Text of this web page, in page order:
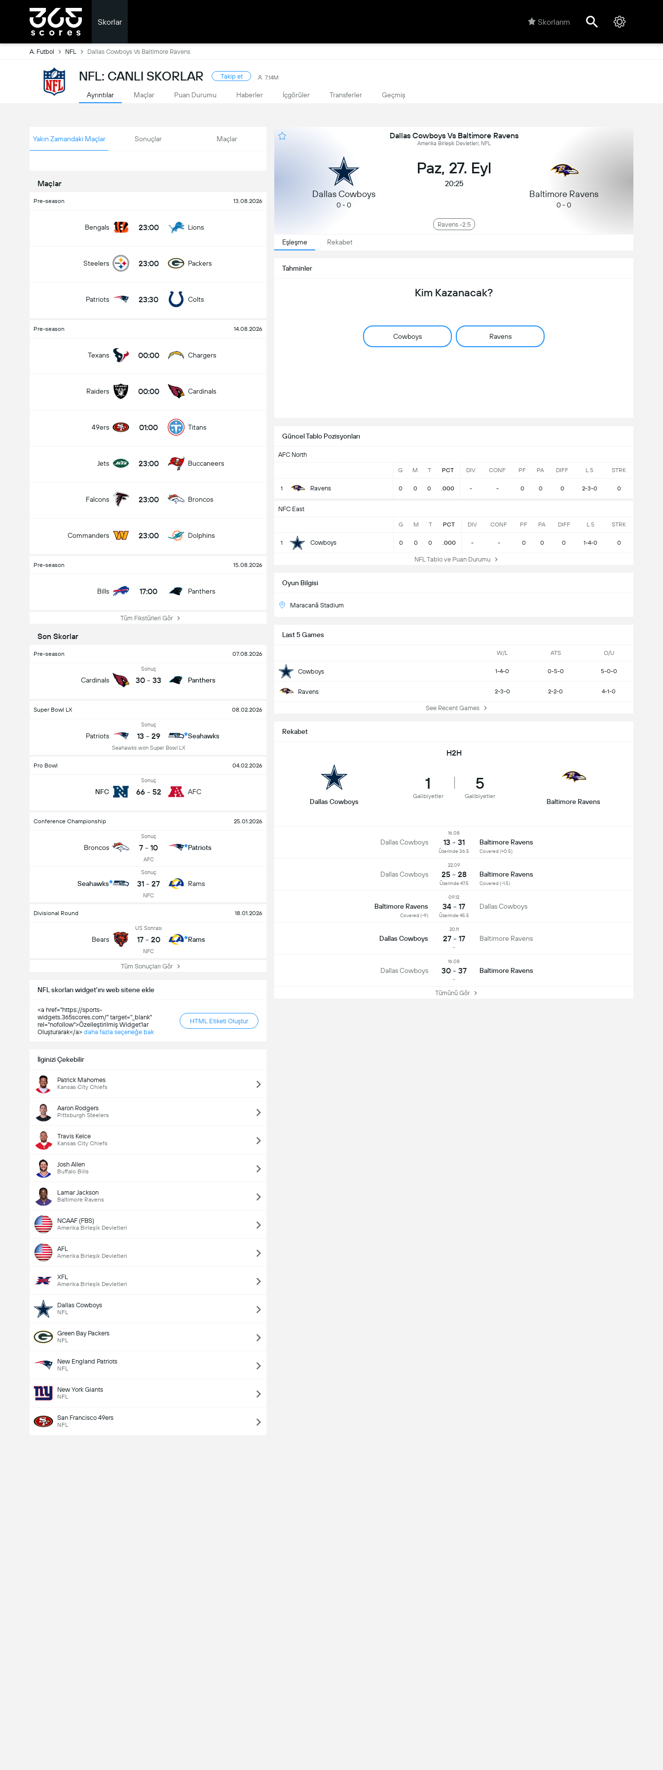
Skorlar Skorlarım
A. Futbol NFL Dallas Cowboys Vs Baltimore Ravens
NFL: CANLI SKORLAR Takip et 7.14M
Ayrıntılar Maçlar Puan Durumu Haberler İçgörüler Transferler Geçmiş
Yakın Zamandaki Maçlar Sonuçlar Maçlar
Maçlar
Pre-season 13.08.2026
Bengals 23:00 Lions
Steelers 23:00 Packers
Patriots 23:30 Colts
Pre-season 14.08.2026
Texans 00:00 Chargers
Raiders 00:00 Cardinals
49ers 01:00 Titans
Jets 23:00 Buccaneers
Falcons 23:00 Broncos
Commanders 23:00 Dolphins
Pre-season 15.08.2026
Bills 17:00 Panthers
Tüm Fikstürleri Gör
Son Skorlar
Pre-season 07.08.2026
Cardinals
Sonuç
30 - 33 Panthers
Super Bowl LX 08.02.2026
Patriots
Sonuç
13 - 29
Seahawks won Super Bowl LX
Seahawks
Pro Bowl 04.02.2026
NFC
Sonuç
66 - 52 AFC
Conference Championship 25.01.2026
Broncos
Sonuç
7 - 10
AFC
Patriots
Seahawks
Sonuç
31 - 27
NFC
Rams
Divisional Round 18.01.2026
Bears
US Sonrası
17 - 20
NFC
Rams
Tüm Sonuçları Gör
NFL skorları widget'ını web sitene ekle
<a href="https://sports-
widgets.365scores.com/" target="_blank"
rel="nofollow">Özelleştirilmiş Widget'lar
Oluşturarak</a> daha fazla seçeneğe bak
HTML Etiketi Oluştur
İlginizi Çekebilir
Patrick Mahomes
Kansas City Chiefs
Aaron Rodgers
Pittsburgh Steelers
Travis Kelce
Kansas City Chiefs
Josh Allen
Buffalo Bills
Lamar Jackson
Baltimore Ravens
NCAAF (FBS)
Amerika Birleşik Devletleri
AFL
Amerika Birleşik Devletleri
XFL
Amerika Birleşik Devletleri
Dallas Cowboys
NFL
Green Bay Packers
NFL
New England Patriots
NFL
New York Giants
NFL
San Francisco 49ers
NFL
Dallas Cowboys Vs Baltimore Ravens
Amerika Birleşik Devletleri, NFL
Dallas Cowboys
0 - 0
Paz, 27. Eyl
20:25
Baltimore Ravens
0 - 0
Ravens -2.5
Eşleşme Rekabet
Tahminler
Kim Kazanacak?
Cowboys Ravens
Güncel Tablo Pozisyonları
AFC North
G M T PCT DIV CONF PF PA DIFF L 5 STRK
1 Ravens 0 0 0 .000 - - 0 0 0 2-3-0 0
NFC East
G M T PCT DIV CONF PF PA DIFF L 5 STRK
1 Cowboys 0 0 0 .000 - - 0 0 0 1-4-0 0
NFL Tablo ve Puan Durumu
Oyun Bilgisi
Maracanã Stadium
Last 5 Games
W/L ATS O/U
Cowboys 1-4-0 0-5-0 5-0-0
Ravens 2-3-0 2-2-0 4-1-0
See Recent Games
Rekabet
H2H
Dallas Cowboys
1
Galibiyetler
5
Galibiyetler
Baltimore Ravens
Dallas Cowboys
16.08
13 - 31 Baltimore Ravens
Covered (+0.5)
Üzerinde 36.5
Dallas Cowboys
22.09
25 - 28 Baltimore Ravens
Covered (-1.5)
Üzerinde 47.5
Baltimore Ravens
Covered (-9)
09.12
34 - 17 Dallas Cowboys
Üzerinde 45.5
Dallas Cowboys
20.11
27 - 17 Baltimore Ravens
-
Dallas Cowboys
16.08
30 - 37 Baltimore Ravens
-
Tümünü Gör